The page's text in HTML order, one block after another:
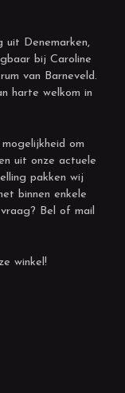
uit Denemarken,
bij Caroline
van Barneveld.
harte welkom in
om
uit onze actuele
pakken wij
binnen enkele
Bel of mail
winkel!